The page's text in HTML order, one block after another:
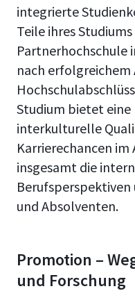
integrierte
Teile ihres
Partnerhochschule
nach erfolgreichem
Studium bietet eine
interkulturelle
Karrierechancen
insgesamt die
und Absolventen.
Promotion –
und Forschung